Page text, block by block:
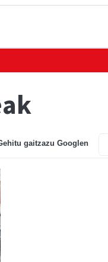
gaitzazu Googlen